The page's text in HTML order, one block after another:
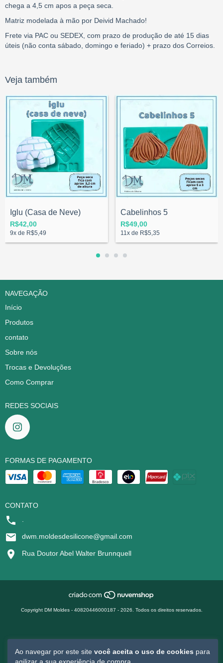
Ao navegar por este site você aceita o uso de cookies para
chega a 4,5 cm apos a peça seca.
Matriz modelada à mão por Deivid Machado!
Frete via PAC ou SEDEX, com prazo de produção de até 15 dias
úteis (não conta sábado, domingo e feriado) + prazo dos Correios.
Veja também
Iglu (Casa de Neve)
R$42,00
9x de R$5,49
Cabelinhos 5
R$49,00
11 x de R$5,35
NAVEGAÇÃO
Início
Produtos
contato
Sobre nós
Trocas e Devoluções
Como Comprar
REDES SOCIAIS
FORMAS DE PAGAMENTO
CONTATO
dwm.moldesdesilicone@gmail.com
Rua Doutor Abel Walter Brunnquell
Copyright DM Moldes - 40820446000187 - 2026. Todos os direitos reservados.